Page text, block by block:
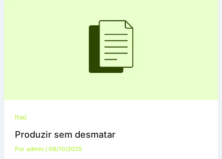
Itaú
Produzir sem desmatar
Por admin /08/10/2025